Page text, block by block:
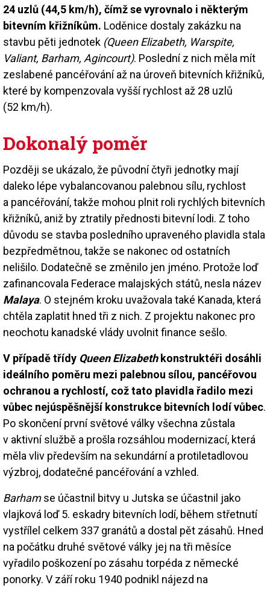
24 uzlů (44,5 km/h), čímž se vyrovnalo i některým
bitevním křižníkům. Loděnice dostaly zakázku na
stavbu pěti jednotek (Queen Elizabeth, Warspite,
Valiant, Barham, Agincourt). Poslední z nich měla mít
zeslabené pancéřování až na úroveň bitevních křižníků,
které by kompenzovala vyšší rychlost až 28 uzlů
(52 km/h).
Dokonalý poměr
Později se ukázalo, že původní čtyři jednotky mají
daleko lépe vybalancovanou palebnou sílu, rychlost
a pancéřování, takže mohou plnit roli rychlých bitevních
křižníků, aniž by ztratily přednosti bitevní lodi. Z toho
důvodu se stavba posledního upraveného plavidla stala
bezpředmětnou, takže se nakonec od ostatních
nelišilo. Dodatečně se změnilo jen jméno. Protože loď
zafinancovala Federace malajských států, nesla název
Malaya. O stejném kroku uvažovala také Kanada, která
chtěla zaplatit hned tři z nich. Z projektu nakonec pro
neochotu kanadské vlády uvolnit finance sešlo.
V případě třídy Queen Elizabethkonstruktéři dosáhli
ideálního poměru mezi palebnou sílou, pancéřovou
ochranou a rychlostí, což tato plavidla řadilo mezi
vůbec nejúspěšnější konstrukce bitevních lodí vůbec.
Po skončení první světové války všechna zůstala
v aktivní službě a prošla rozsáhlou modernizací, která
měla vliv především na sekundární a protiletadlovou
výzbroj, dodatečné pancéřování a vzhled.
Barhamse účastnil bitvy u Jutska se účastnil jako
vlajková loď 5. eskadry bitevních lodí, během střetnutí
vystřílel celkem 337 granátů a dostal pět zásahů. Hned
na počátku druhé světové války jej na tři měsíce
vyřadilo poškození po zásahu torpéda z německé
ponorky. V září roku 1940 podnikl nájezd na